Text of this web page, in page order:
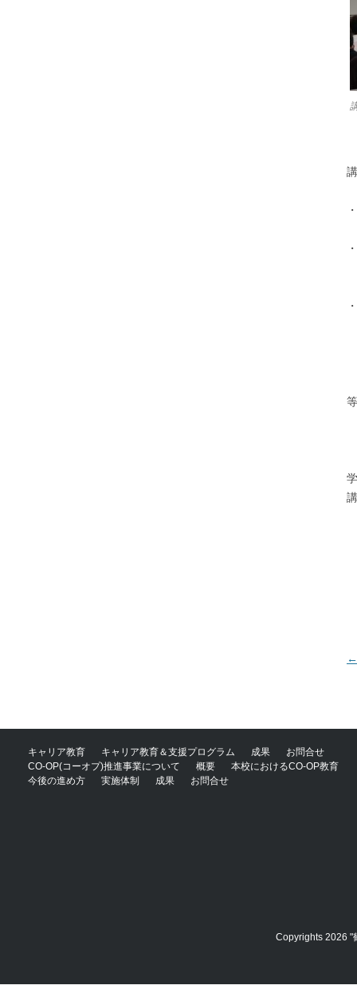
←
キャリア教育 キャリア教育＆支援プログラム 成果
お問合せ
CO-OP(コーオプ)推進事業について
概要
本校におけるCO-OP教育
今後の進め方
実施体制 成果 お問合せ
Copyrights 2026 "